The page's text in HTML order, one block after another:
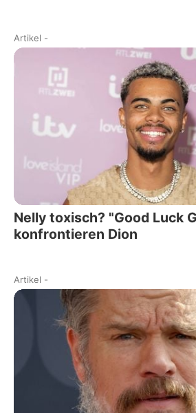
Artikel -
Nelly toxisch? "Good Luck
konfrontieren Dion
Artikel -